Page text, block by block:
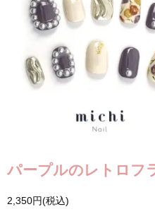
パープルのレトロフ
2,350円(税込)